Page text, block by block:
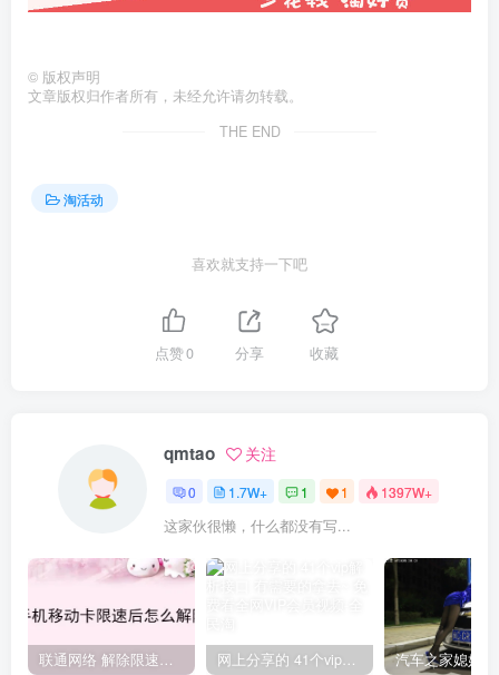
© 版权声明
文章版权归作者所有，未经允许请勿转载。
THE END
淘活动
喜欢就支持一下吧
点赞0 分享 收藏
qmtao 关注
0 1.7W+ 1 1 1397W+
这家伙很懒，什么都没有写...
联通网络 解除限速方法参考！畅享、畅玩、老白干等及其它地区自测了 网上分享的 41个vip解析接口 有需要的拿去~ 免费看全网VIP会员视频